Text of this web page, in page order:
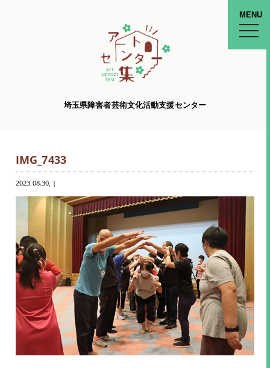
埼玉県障害者芸術文化活動支援センター
MENU
toggle
IMG_7433
2023.08.30, |